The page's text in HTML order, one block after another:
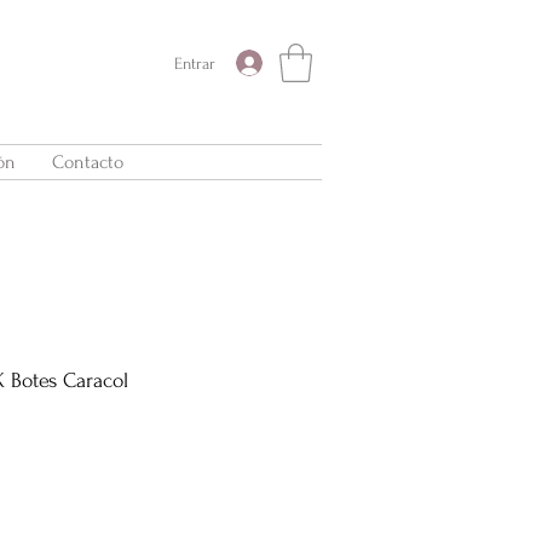
Entrar
Contacto
Botes Caracol